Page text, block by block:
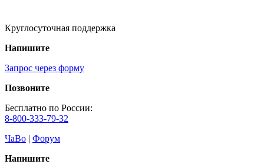
Круглосуточная поддержка
Напишите
Запрос через форму
Позвоните
Бесплатно по России:
8-800-333-79-32
ЧаВо | Форум
Напишите